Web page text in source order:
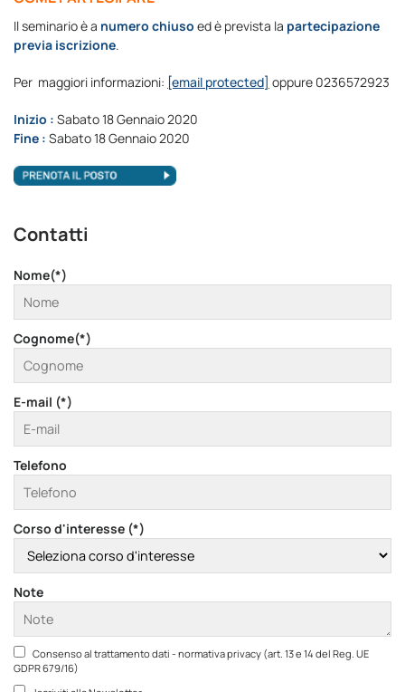
Il seminario è a numero chiuso ed è prevista la partecipazione
previa iscrizione.
Per maggiori informazioni: [email protected] oppure 0236572923
Inizio : Sabato 18 Gennaio 2020
Fine : Sabato 18 Gennaio 2020
Contatti
Nome(*)
Cognome(*)
E-mail (*)
Telefono
Corso d'interesse (*)
Note
Consenso al trattamento dati - normativa privacy (art. 13 e 14 del Reg. UE
GDPR 679/16)